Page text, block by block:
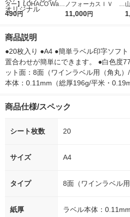
ター】LOHACO Wate
r（ロハコウォータ
シ） オリジナル
490円
ノフォーカスＩＶ 4
5ｇ 資生堂 おまけ
11,000円
商品説明
●20枚入り ●A4 ●簡単ラベル印字ソフ
置合わせが簡単にできます。 ●白色度
ット面：8面（ワインラベル用（角丸
本体：0.11mm（総厚196g/平米・
商品仕様/スペック
シート枚数 20
サイズ A4
タイプ 8面（ワインラベル
紙厚
ラベル本体：